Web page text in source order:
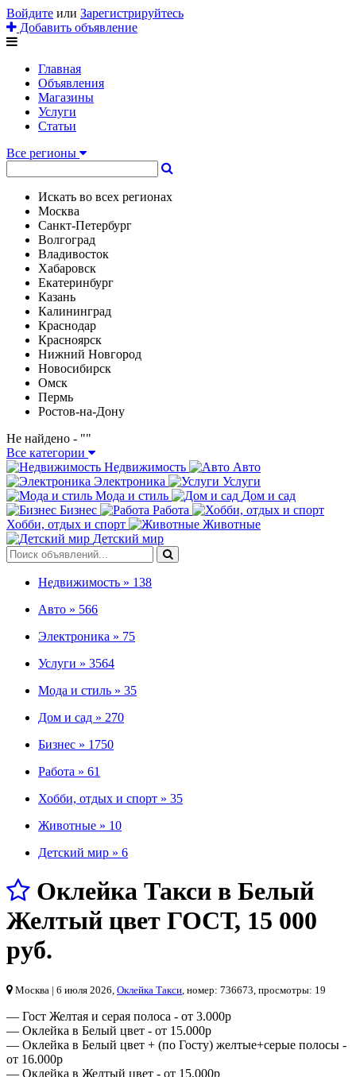
Войдите или Зарегистрируйтесь
Добавить объявление
Главная
Объявления
Магазины
Услуги
Статьи
Все регионы
Искать во всех регионах
Москва
Санкт-Петербург
Волгоград
Владивосток
Хабаровск
Екатеринбург
Казань
Калининград
Краснодар
Красноярск
Нижний Новгород
Новосибирск
Омск
Пермь
Ростов-на-Дону
Не найдено - ""
Все категории
Недвижимость
Авто
Электроника
Услуги
Мода и стиль
Дом и сад
Бизнес
Работа
Хобби, отдых и спорт
Животные
Детский мир
Недвижимость » 138
Авто » 566
Электроника » 75
Услуги » 3564
Мода и стиль » 35
Дом и сад » 270
Бизнес » 1750
Работа » 61
Хобби, отдых и спорт » 35
Животные » 10
Детский мир » 6
Оклейка Такси в Белый
Желтый цвет ГОСТ, 15 000
руб.
Москва | 6 июля 2026, Оклейка Такси , номер: 736673, просмотры: 19
— Гост Желтая и серая полоса - от 3.000р
— Оклейка в Белый цвет - от 15.000р
— Оклейка в Белый цвет + (по Госту) желтые+серые полосы -
от 16.000р
— Оклейка в Желтый цвет - от 15.000р